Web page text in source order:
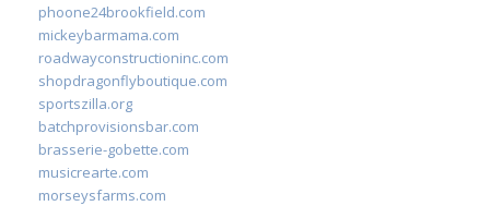
phoone24brookfield.com
mickeybarmama.com
roadwayconstructioninc.com
shopdragonflyboutique.com
sportszilla.org
batchprovisionsbar.com
brasserie-gobette.com
musicrearte.com
morseysfarms.com